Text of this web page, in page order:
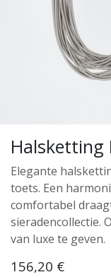
Halsketting
Elegante
toets. Een
comfortabel
sieradencollectie.
van luxe te geven.
156,20 €